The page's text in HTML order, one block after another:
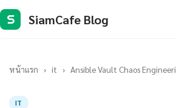
S SiamCafe Blog
หน้าแรก › it › Ansible Vault Chaos
IT